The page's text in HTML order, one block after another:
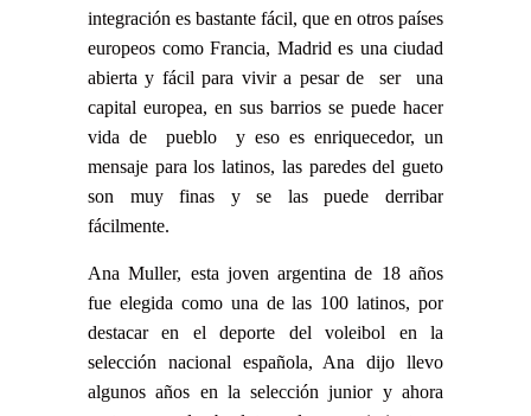
integración es bastante fácil, que en otros países
europeos como Francia, Madrid es una ciudad
abierta y fácil para vivir a pesar de ser una
capital europea, en sus barrios se puede hacer
vida de pueblo y eso es enriquecedor, un
mensaje para los latinos, las paredes del gueto
son muy finas y se las puede derribar
fácilmente.
Ana Muller, esta joven argentina de 18 años
fue elegida como una de las 100 latinos, por
destacar en el deporte del voleibol en la
selección nacional española, Ana dijo llevo
algunos años en la selección junior y ahora